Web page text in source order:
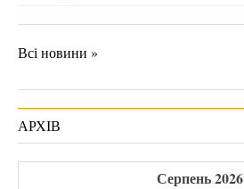
Всі новини »
АРХІВ
Серпень 2026